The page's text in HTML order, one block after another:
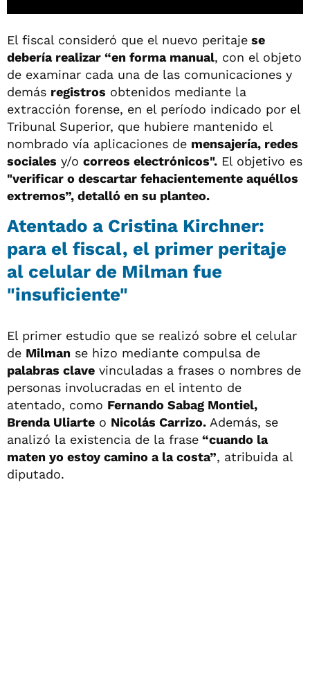
El fiscal consideró que el nuevo peritaje se
debería realizar “en forma manual, con el objeto
de examinar cada una de las comunicaciones y
demás registros obtenidos mediante la
extracción forense, en el período indicado por el
Tribunal Superior, que hubiere mantenido el
nombrado vía aplicaciones de mensajería, redes
sociales y/o correos electrónicos". El objetivo es
"verificar o descartar fehacientemente aquéllos
extremos”, detalló en su planteo.
Atentado a Cristina Kirchner:
para el fiscal, el primer peritaje
al celular de Milman fue
"insuficiente"
El primer estudio que se realizó sobre el celular
de Milman se hizo mediante compulsa de
palabras clave vinculadas a frases o nombres de
personas involucradas en el intento de
atentado, como Fernando Sabag Montiel,
Brenda Uliarte o Nicolás Carrizo. Además, se
analizó la existencia de la frase “cuando la
maten yo estoy camino a la costa”, atribuida al
diputado.